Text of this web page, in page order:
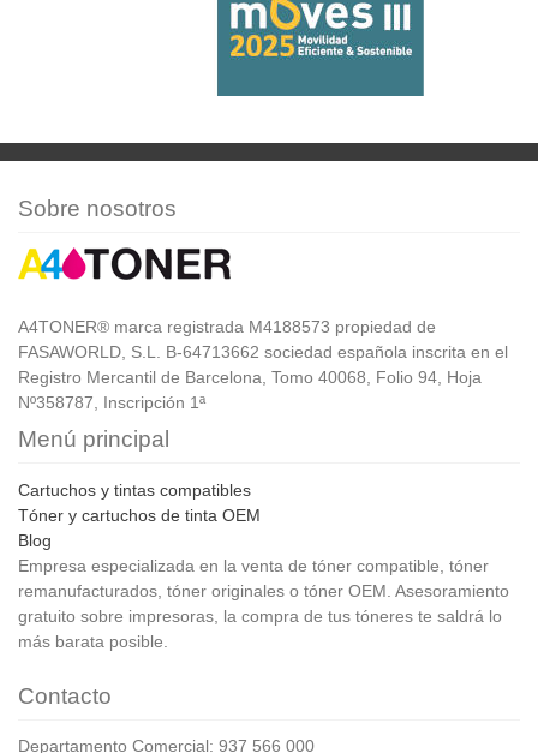
Sobre nosotros
A4TONER® marca registrada M4188573 propiedad de
FASAWORLD, S.L. B-64713662 sociedad española inscrita en el
Registro Mercantil de Barcelona, Tomo 40068, Folio 94, Hoja
Nº358787, Inscripción 1ª
Menú principal
Cartuchos y tintas compatibles
Tóner y cartuchos de tinta OEM
Blog
Empresa especializada en la venta de tóner compatible, tóner
remanufacturados, tóner originales o tóner OEM. Asesoramiento
gratuito sobre impresoras, la compra de tus tóneres te saldrá lo
más barata posible.
Contacto
Departamento Comercial: 937 566 000